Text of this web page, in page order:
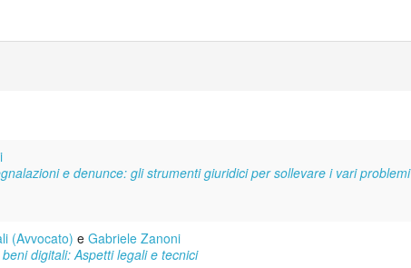
e denunce: gli strumenti giuridici per sollevare i vari problemi
(Avvocato) e Gabriele Zanoni
digitali: Aspetti legali e tecnici